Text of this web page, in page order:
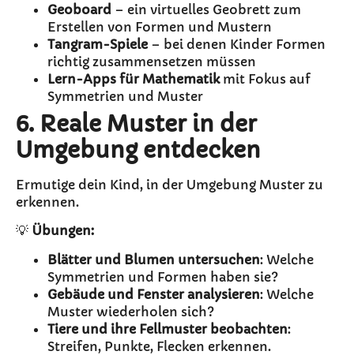
Geoboard – ein virtuelles Geobrett zum
Erstellen von Formen und Mustern
Tangram-Spiele – bei denen Kinder Formen
richtig zusammensetzen müssen
Lern-Apps für Mathematikmit Fokus auf
Symmetrien und Muster
6. Reale Muster in der
Umgebung entdecken
Ermutige dein Kind, in der Umgebung Muster zu
erkennen.
💡 Übungen:
Blätter und Blumen untersuchen: Welche
Symmetrien und Formen haben sie?
Gebäude und Fenster analysieren: Welche
Muster wiederholen sich?
Tiere und ihre Fellmuster beobachten:
Streifen, Punkte, Flecken erkennen.